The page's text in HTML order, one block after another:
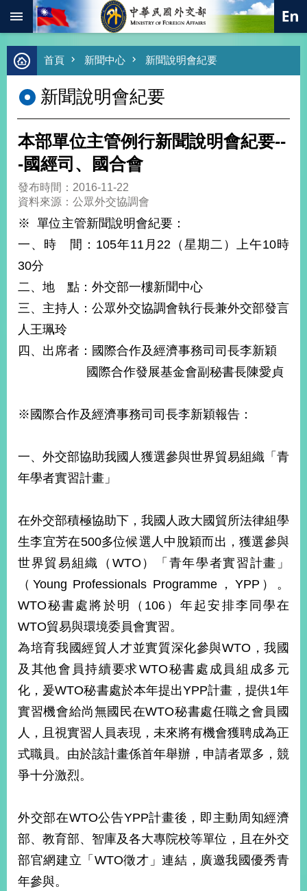
跳到主要內容區塊
進
階
尋
熱
總
合
外
值
外
交
經
濟
不
海
照
首
頁
網
站
導
覽
關
於
本
新
中
心
外
交
資
家
與
地
區
國
首頁 新聞中心 新聞說明會紀要
新聞說明會紀要
本部單位主管例行新聞說明會紀要--
-國經司、國合會
發布時間：2016-11-22
資料來源：公眾外交協調會
※ 單位主管新聞說明會紀要：
一、時 間：105年11月22（星期二）上午10時
30分
二、地 點：外交部一樓新聞中心
三、主持人：公眾外交協調會執行長兼外交部發言
人王珮玲
四、出席者：國際合作及經濟事務司司長李新穎
國際合作發展基金會副秘書長陳愛貞
※國際合作及經濟事務司司長李新穎報告：
一、外交部協助我國人獲選參與世界貿易組織「青
年學者實習計畫」
在外交部積極協助下，我國人政大國貿所法律組學
生李宜芳在500多位候選人中脫穎而出，獲選參與
世界貿易組織（WTO）「青年學者實習計畫」
（Young Professionals Programme，YPP）。
WTO秘書處將於明（106）年起安排李同學在
WTO貿易與環境委員會實習。
為培育我國經貿人才並實質深化參與WTO，我國
及其他會員持續要求WTO秘書處成員組成多元
化，爰WTO秘書處於本年提出YPP計畫，提供1年
實習機會給尚無國民在WTO秘書處任職之會員國
人，且視實習人員表現，未來將有機會獲聘成為正
式職員。由於該計畫係首年舉辦，申請者眾多，競
爭十分激烈。
外交部在WTO公告YPP計畫後，即主動周知經濟
部、教育部、智庫及各大專院校等單位，且在外交
部官網建立「WTO徵才」連結，廣邀我國優秀青
年參與。